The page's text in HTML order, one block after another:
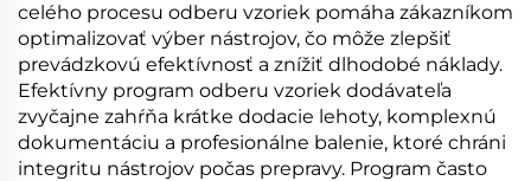
celého procesu odberu vzoriek pomáha zákazníkom
optimalizovať výber nástrojov, čo môže zlepšiť
prevádzkovú efektívnosť a znížiť dlhodobé náklady.
Efektívny program odberu vzoriek dodávateľa
zvyčajne zahŕňa krátke dodacie lehoty, komplexnú
dokumentáciu a profesionálne balenie, ktoré chráni
integritu nástrojov počas prepravy. Program často